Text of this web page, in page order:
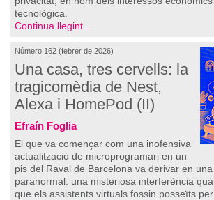
tecnològica.
Continua llegint...
Número 162 (febrer de 2026)
Una casa, tres cervells: la
tragicomèdia de Nest,
Alexa i HomePod (II)
Efraín Foglia
El que va començar com una inofensiva
actualització de microprogramari en un
pis del Raval de Barcelona va derivar en
paranormal: una misteriosa interferència
que els assistents virtuals fossin posseïts